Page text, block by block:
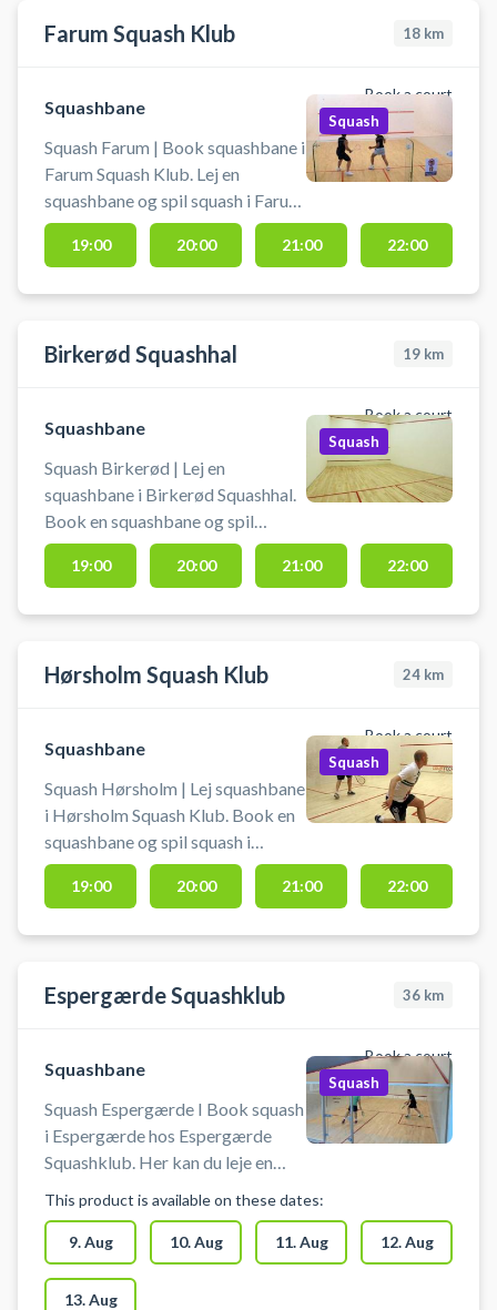
Farum Squash Klub 18 km
Book a court
Squashbane
Squash Farum | Book squashbane i
Farum Squash Klub. Lej en
squashbane og spil squash i Farum
på en af banerne ved byen
squashklub.
Squash
19:00 20:00 21:00 22:00
Birkerød Squashhal 19 km
Book a court
Squashbane
Squash Birkerød | Lej en
squashbane i Birkerød Squashhal.
Book en squashbane og spil
squash i Birkerød. Squashbanen
lejes uden yderligere udstyr, så
Squash
19:00 20:00 21:00 22:00
Hørsholm Squash Klub 24 km
Book a court
Squashbane
Squash Hørsholm | Lej squashbane
i Hørsholm Squash Klub. Book en
squashbane og spil squash i
Hørsholm på squashbanerne i
squashhallen hos Hørsholm
Squash
19:00 20:00 21:00 22:00
Espergærde Squashklub 36 km
Book a court
Squashbane
Squash Espergærde I Book squash
i Espergærde hos Espergærde
Squashklub. Her kan du leje en
nemt finde en ledig tid, der passer
dig. Espergærde Squashklub
ligger i Espergærde Idrætsby i
Helsingør Kommune og er oplagt
Squash
This product is available on these dates:
9. Aug 10. Aug 11. Aug 12. Aug
13. Aug